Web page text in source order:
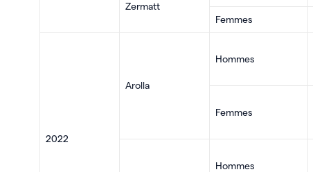
Zermatt
Femmes
2022
Arolla
Hommes
Femmes
Hommes